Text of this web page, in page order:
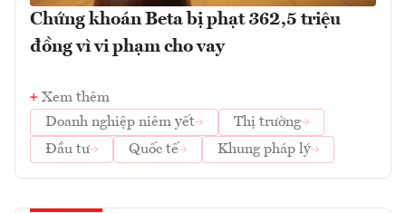
Chứng khoán Beta bị phạt 362,5 triệu
đồng vì vi phạm cho vay
Xem thêm
Doanh nghiệp niêm yết
Thị trường
Đầu tư
Quốc tế Khung pháp lý